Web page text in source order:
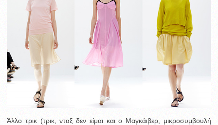
Άλλο τρικ (τρικ, νταξ δεν είμαι και ο Μαγκάιβερ, μικροσυμβουλή